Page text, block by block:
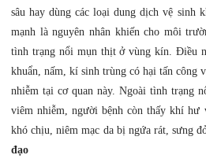
sâu hay dùng các loại dung dịch vệ sinh
mạnh là nguyên nhân khiến cho môi
tình trạng nổi mụn thịt ở vùng kín. Điều
khuẩn, nấm, kí sinh trùng có hại tấn công
nhiễm tại cơ quan này. Ngoài tình trạng
viêm nhiễm, người bệnh còn thấy khí
khó chịu, niêm mạc da bị ngứa rát, sưng
đạo